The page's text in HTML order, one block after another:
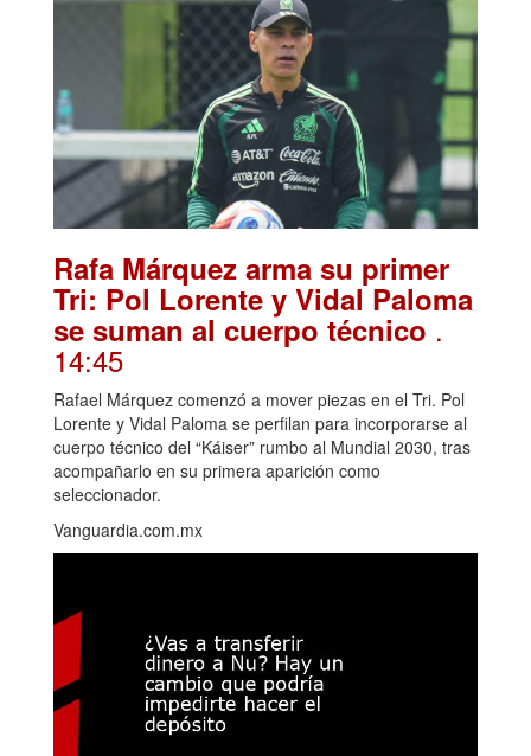
Rafa Márquez arma su primer
Tri: Pol Lorente y Vidal Paloma
se suman al cuerpo técnico .
14:45
Rafael Márquez comenzó a mover piezas en el Tri. Pol
Lorente y Vidal Paloma se perfilan para incorporarse al
cuerpo técnico del “Káiser” rumbo al Mundial 2030, tras
acompañarlo en su primera aparición como
seleccionador.
Vanguardia.com.mx